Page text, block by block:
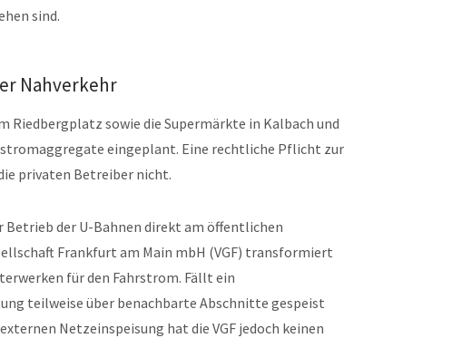
sind.
Nahverkehr
Riedbergplatz sowie die Supermärkte in Kalbach und
eingeplant. Eine rechtliche Pflicht zur
privaten Betreiber nicht.
der U-Bahnen direkt am öffentlichen
Frankfurt am Main mbH (VGF) transformiert
für den Fahrstrom. Fällt ein
teilweise über benachbarte Abschnitte gespeist
Netzeinspeisung hat die VGF jedoch keinen